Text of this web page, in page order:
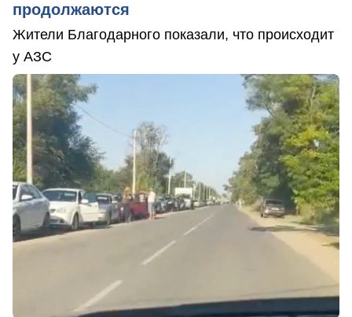
продолжаются
Жители Благодарного показали, что происходит
у АЗС